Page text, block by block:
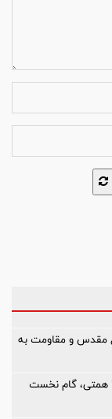
مقدس و مقاومت به
چرخش بزرگ در مؤسسه اعتباری ملل؛ مزایده ۱۰۰ همتی، گام نخست